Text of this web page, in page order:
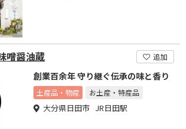
噌醤油蔵 追加
創業百余年 守り継ぐ伝承の味と香り
土産品・物産 お土産・特産品
大分県日田市 JR日田駅